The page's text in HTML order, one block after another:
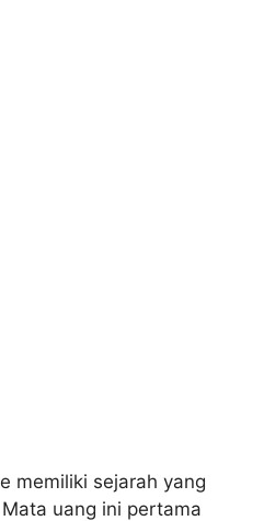
memiliki sejarah yang
uang ini pertama